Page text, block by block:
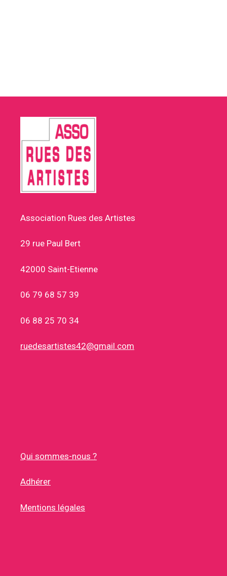
Association Rues des Artistes
29 rue Paul Bert
42000 Saint-Etienne
06 79 68 57 39
06 88 25 70 34
ruedesartistes42@gmail.com
Qui sommes-nous ?
Adhérer
Mentions légales